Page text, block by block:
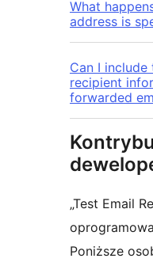
What
address is
Can I include
recipient
forwarded
„Test Email
Poniższe